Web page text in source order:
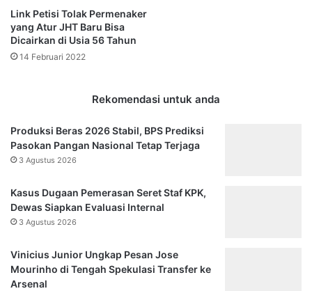
Triliun
Link Petisi Tolak Permenaker
yang Atur JHT Baru Bisa
Dicairkan di Usia 56 Tahun
14 Februari 2022
Rekomendasi untuk anda
Produksi Beras 2026 Stabil, BPS Prediksi
Pasokan Pangan Nasional Tetap Terjaga
3 Agustus 2026
Kasus Dugaan Pemerasan Seret Staf KPK,
Dewas Siapkan Evaluasi Internal
3 Agustus 2026
Vinicius Junior Ungkap Pesan Jose
Mourinho di Tengah Spekulasi Transfer ke
Arsenal